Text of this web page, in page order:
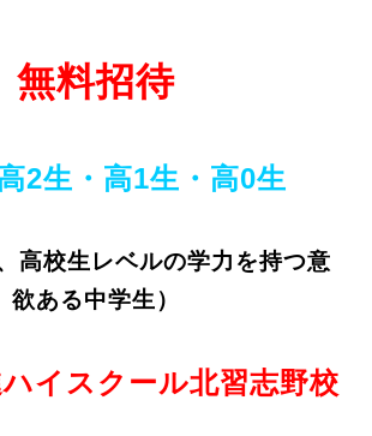
無料招待
2生・高1生・高0生
高校生レベルの学力を持つ意
欲ある中学生）
イスクール北習志野校